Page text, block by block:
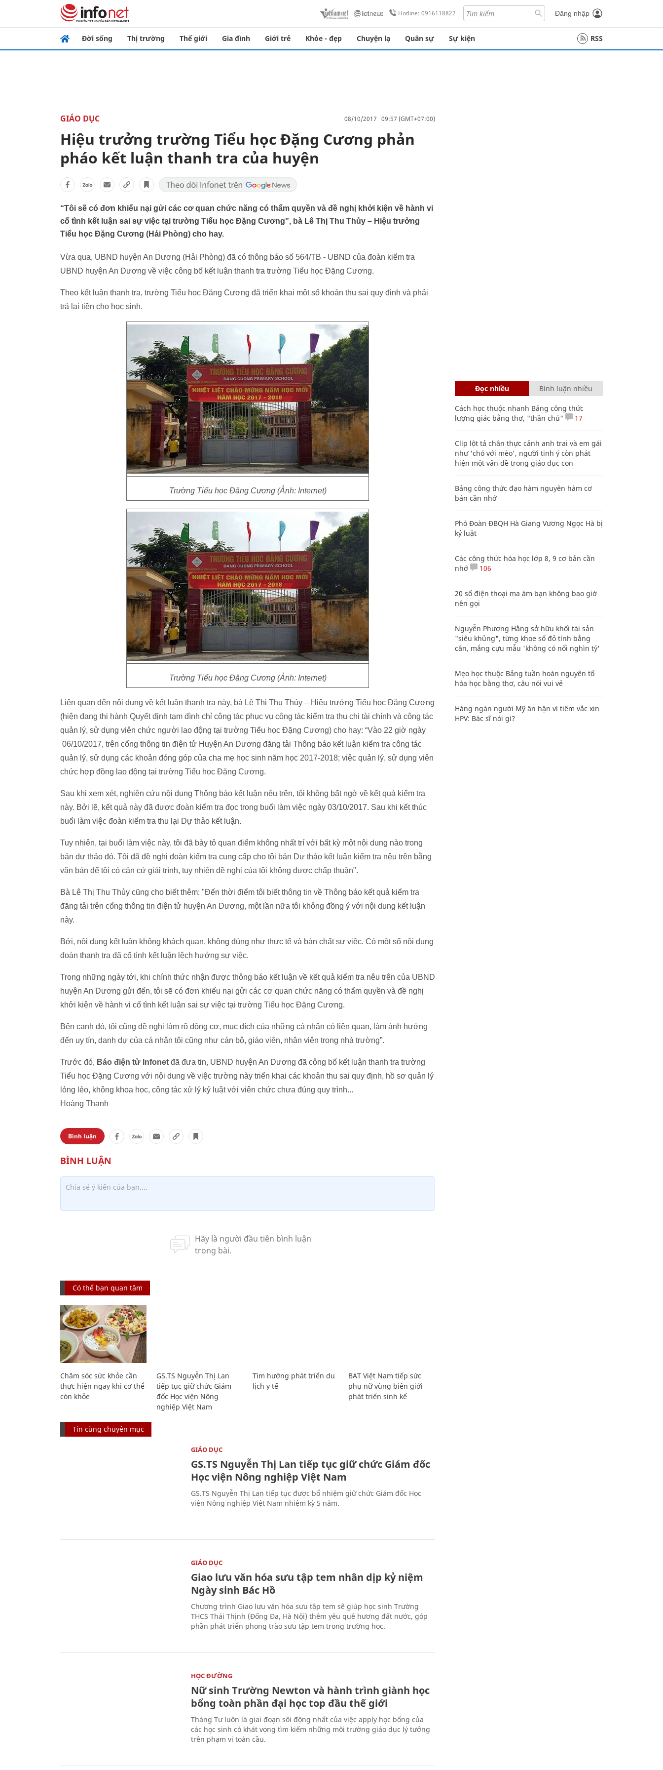
Hotline: 0916118822 Đăng nhập
Đời sống Thị trường Thế giới Gia đình Giới trẻ Khỏe - đẹp Chuyện lạ Quân sự Sự kiện RSS
GIÁO DỤC 08/10/2017 09:57 (GMT+07:00)
Hiệu trưởng trường Tiểu học Đặng Cương phản
pháo kết luận thanh tra của huyện
“Tôi sẽ có đơn khiếu nại gửi các cơ quan chức năng có thẩm quyền và đề nghị khởi kiện về hành vi
cố tình kết luận sai sự việc tại trường Tiểu học Đặng Cương”, bà Lê Thị Thu Thủy – Hiệu trưởng
Tiểu học Đặng Cương (Hải Phòng) cho hay.
Vừa qua, UBND huyện An Dương (Hải Phòng) đã có thông báo số 564/TB - UBND của đoàn kiểm tra
UBND huyện An Dương về việc công bố kết luận thanh tra trường Tiểu học Đặng Cương.
Theo kết luận thanh tra, trường Tiểu học Đặng Cương đã triển khai một số khoản thu sai quy định và phải
trả lại tiền cho học sinh.
Trường Tiểu học Đặng Cương (Ảnh: Internet)
Trường Tiểu học Đặng Cương (Ảnh: Internet)
Liên quan đến nội dung về kết luận thanh tra này, bà Lê Thị Thu Thủy – Hiệu trưởng Tiểu học Đặng Cương
(hiện đang thi hành Quyết định tạm đình chỉ công tác phục vụ công tác kiểm tra thu chi tài chính và công tác
quản lý, sử dụng viên chức người lao động tại trường Tiểu học Đặng Cương) cho hay: “Vào 22 giờ ngày
06/10/2017, trên cổng thông tin điện tử Huyện An Dương đăng tải Thông báo kết luận kiểm tra công tác
quản lý, sử dụng các khoản đóng góp của cha mẹ học sinh năm học 2017-2018; việc quản lý, sử dụng viên
chức hợp đồng lao động tại trường Tiểu học Đặng Cương.
Sau khi xem xét, nghiên cứu nội dung Thông báo kết luận nêu trên, tôi không bất ngờ về kết quả kiểm tra
này. Bởi lẽ, kết quả này đã được đoàn kiểm tra đọc trong buổi làm việc ngày 03/10/2017. Sau khi kết thúc
buổi làm việc đoàn kiểm tra thu lại Dự thảo kết luận.
Tuy nhiên, tại buổi làm việc này, tôi đã bày tỏ quan điểm không nhất trí với bất kỳ một nội dung nào trong
bản dự thảo đó. Tôi đã đề nghị đoàn kiểm tra cung cấp cho tôi bản Dự thảo kết luận kiểm tra nêu trên bằng
văn bản để tôi có căn cứ giải trình, tuy nhiên đề nghị của tôi không được chấp thuận".
Bà Lê Thị Thu Thủy cũng cho biết thêm: "Đến thời điểm tôi biết thông tin về Thông báo kết quả kiểm tra
đăng tải trên cổng thông tin điện tử huyện An Dương, một lần nữa tôi không đồng ý với nội dung kết luận
này.
Bởi, nội dung kết luận không khách quan, không đúng như thực tế và bản chất sự việc. Có một số nội dung
đoàn thanh tra đã cố tình kết luận lệch hướng sự việc.
Trong những ngày tới, khi chính thức nhận được thông báo kết luận về kết quả kiểm tra nêu trên của UBND
huyện An Dương gửi đến, tôi sẽ có đơn khiếu nại gửi các cơ quan chức năng có thẩm quyền và đề nghị
khởi kiện về hành vi cố tình kết luận sai sự việc tại trường Tiểu học Đặng Cương.
Bên cạnh đó, tôi cũng đề nghị làm rõ động cơ, mục đích của những cá nhân có liên quan, làm ảnh hưởng
đến uy tín, danh dự của cá nhân tôi cũng như cán bộ, giáo viên, nhân viên trong nhà trường”.
Trước đó, Báo điện tử Infonet đã đưa tin, UBND huyện An Dương đã công bố kết luận thanh tra trường
Tiểu học Đặng Cương với nội dung về việc trường này triển khai các khoản thu sai quy định, hồ sơ quản lý
lỏng lẻo, không khoa học, công tác xử lý kỷ luật với viên chức chưa đúng quy trình...
Hoàng Thanh
Bình luận
Có thể bạn quan tâm
Chăm sóc sức khỏe cần
thực hiện ngay khi cơ thể
còn khỏe
GS.TS Nguyễn Thị Lan
tiếp tục giữ chức Giám
đốc Học viện Nông
nghiệp Việt Nam
Tìm hướng phát triển du
lịch y tế
BAT Việt Nam tiếp sức
phụ nữ vùng biên giới
phát triển sinh kế
Tin cùng chuyên mục
GIÁO DỤC
GS.TS Nguyễn Thị Lan tiếp tục giữ chức Giám đốc
Học viện Nông nghiệp Việt Nam
GS.TS Nguyễn Thị Lan tiếp tục được bổ nhiệm giữ chức Giám đốc Học
viện Nông nghiệp Việt Nam nhiệm kỳ 5 năm.
GIÁO DỤC
Giao lưu văn hóa sưu tập tem nhân dịp kỷ niệm
Ngày sinh Bác Hồ
Chương trình Giao lưu văn hóa sưu tập tem sẽ giúp học sinh Trường
THCS Thái Thịnh (Đống Đa, Hà Nội) thêm yêu quê hương đất nước, góp
phần phát triển phong trào sưu tập tem trong trường học.
HỌC ĐƯỜNG
Nữ sinh Trường Newton và hành trình giành học
bổng toàn phần đại học top đầu thế giới
Tháng Tư luôn là giai đoạn sôi động nhất của việc apply học bổng của
các học sinh có khát vọng tìm kiếm những môi trường giáo dục lý tưởng
trên phạm vi toàn cầu.
Đọc nhiều Bình luận nhiều
Cách học thuộc nhanh Bảng công thức
lượng giác bằng thơ, "thần chú"
17
Clip lột tả chân thực cảnh anh trai và em gái
như 'chó với mèo', người tinh ý còn phát
hiện một vấn đề trong giáo dục con
Bảng công thức đạo hàm nguyên hàm cơ
bản cần nhớ
Phó Đoàn ĐBQH Hà Giang Vương Ngọc Hà bị
kỷ luật
Các công thức hóa học lớp 8, 9 cơ bản cần
nhớ
106
20 số điện thoại ma ám bạn không bao giờ
nên gọi
Nguyễn Phương Hằng sở hữu khối tài sản
"siêu khủng", từng khoe sổ đỏ tính bằng
cân, mắng cựu mẫu 'không có nổi nghìn tỷ'
Mẹo học thuộc Bảng tuần hoàn nguyên tố
hóa học bằng thơ, câu nói vui vẻ
Hàng ngàn người Mỹ ân hận vì tiêm vắc xin
HPV: Bác sĩ nói gì?